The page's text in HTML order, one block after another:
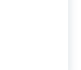
v Idrijo